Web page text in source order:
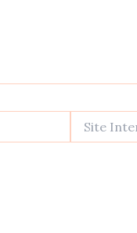
Internet